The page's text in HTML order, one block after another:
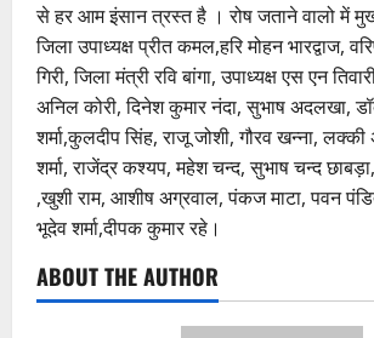
से हर आम इंसान त्रस्त है । रोष जताने वालो में
जिला उपाध्यक्ष प्रीत कमल,हरि मोहन भारद्वाज,
गिरी, जिला मंत्री रवि बांगा, उपाध्यक्ष एस एन
अनिल कोरी, दिनेश कुमार नंदा, सुभाष अदलखा,
शर्मा,कुलदीप सिंह, राजू जोशी, गौरव खन्ना,
शर्मा, राजेंद्र कश्यप, महेश चन्द, सुभाष चन्द छाबड़ा,
,खुशी राम, आशीष अग्रवाल, पंकज माटा, पवन
भूदेव शर्मा,दीपक कुमार रहे।
ABOUT THE AUTHOR